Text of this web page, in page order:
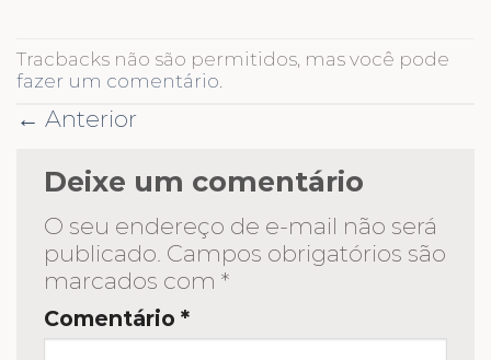
Tracbacks não são permitidos, mas você pode
fazer um comentário.
← Anterior
Deixe um comentário
O seu endereço de e-mail não será
publicado. Campos obrigatórios são
marcados com *
Comentário *